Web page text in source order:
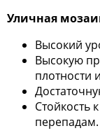
Уличная
Высокий
Высокую
плотности
Стойкость
перепадам.